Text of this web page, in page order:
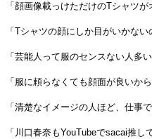
「顔画像載っけただけのTシャツが
「Tシャツの顔にしか目がいかない
「芸能人って服のセンスない人多い
「服に頼らなくても顔面が良いから
「清楚なイメージの人ほど、仕事
「川口春奈もYouTubeでsacai推し